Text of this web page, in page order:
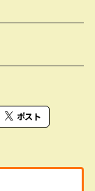
ポスト